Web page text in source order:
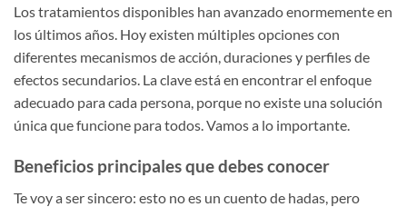
Los tratamientos disponibles han avanzado enormemente en
los últimos años. Hoy existen múltiples opciones con
diferentes mecanismos de acción, duraciones y perfiles de
efectos secundarios. La clave está en encontrar el enfoque
adecuado para cada persona, porque no existe una solución
única que funcione para todos. Vamos a lo importante.
Beneficios principales que debes conocer
Te voy a ser sincero: esto no es un cuento de hadas, pero